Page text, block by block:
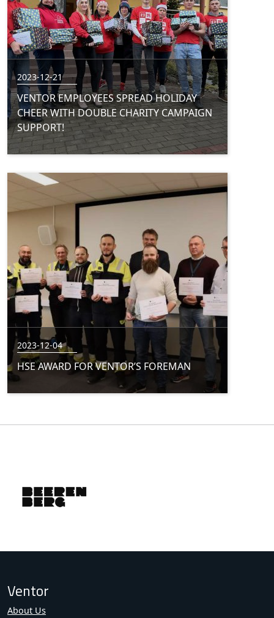
2023-12-21
VENTOR EMPLOYEES SPREAD HOLIDAY
CHEER WITH DOUBLE CHARITY CAMPAIGN
SUPPORT!
2023-12-04
HSE AWARD FOR VENTOR’S FOREMAN
Ventor
About Us